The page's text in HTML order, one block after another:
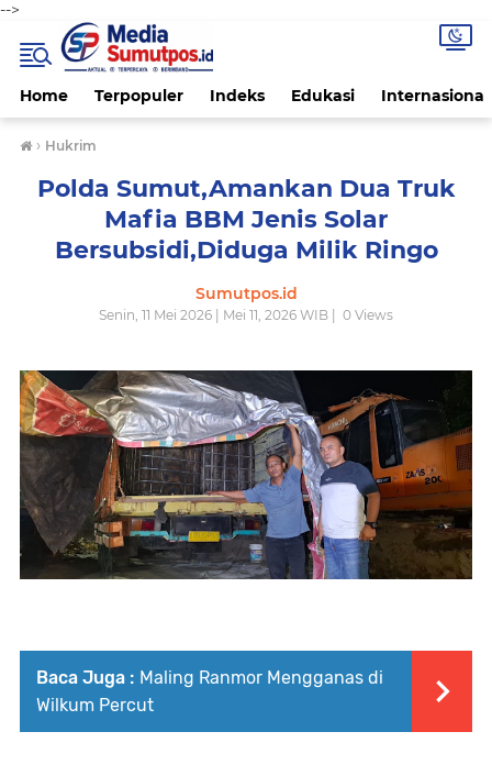
-->
Home Terpopuler Indeks Edukasi Internasional
› Hukrim
Polda Sumut,Amankan Dua Truk
Mafia BBM Jenis Solar
Bersubsidi,Diduga Milik Ringo
Sumutpos.id
Senin, 11 Mei 2026 | Mei 11, 2026 WIB | 0 Views
Baca Juga : Maling Ranmor Mengganas di
Wilkum Percut